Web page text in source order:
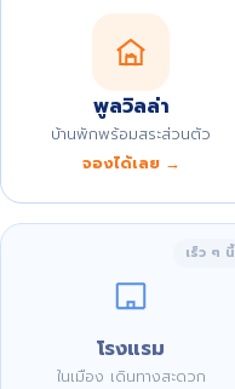
พูลวิลล่า
บ้านพักพร้อมสระส่วนตัว
จองได้เลย →
เร็ว ๆ นี้
โรงแรม
ในเมือง เดินทางสะดวก